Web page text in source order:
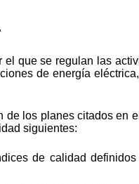
que se regulan las
de energía
los planes citados en
siguientes:
de calidad